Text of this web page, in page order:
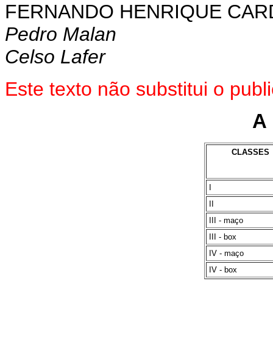
FERNANDO HENRIQUE
Pedro Malan
Celso Lafer
Este texto não substitui o
A
CLASSES
III - maço
III - box
IV - maço
IV - box